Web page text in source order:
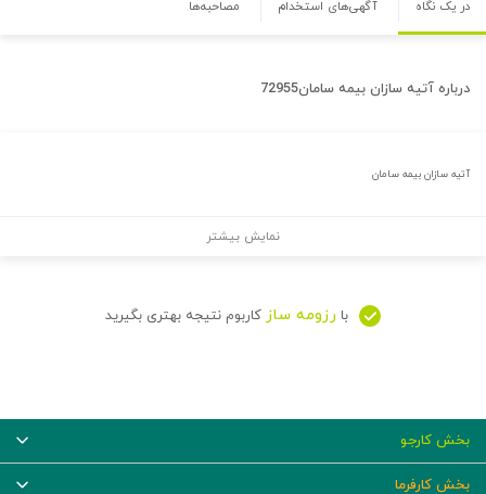
در یک نگاه آگهی‌های استخدام مصاحبه‌ها
درباره آتیه سازان بیمه سامان72955
آتیه سازان بیمه سامان
نمایش بیشتر
با رزومه ساز کاربوم نتیجه بهتری بگیرید
بخش کارجو
بخش کارفرما